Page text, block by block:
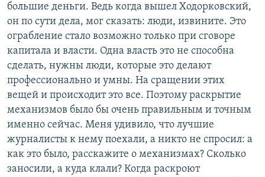
большие деньги. Ведь когда вышел Ходорковский,
он по сути дела, мог сказать: люди, извините. Это
ограбление стало возможно только при сговоре
капитала и власти. Одна власть это не способна
сделать, нужны люди, которые это делают
профессионально и умны. На сращении этих
вещей и происходит это все. Поэтому раскрытие
механизмов было бы очень правильным и точным
именно сейчас. Меня удивило, что лучшие
журналисты к нему поехали, а никто не спросил: а
как это было, расскажите о механизмах? Сколько
заносили, а куда клали? Когда раскроют